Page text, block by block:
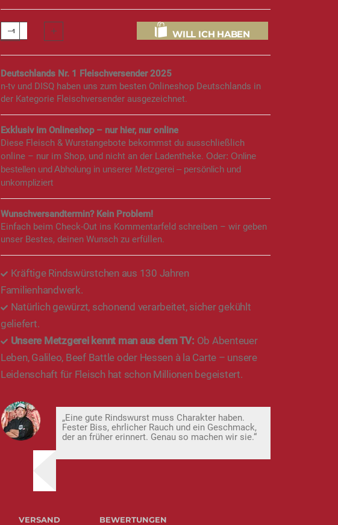
WILL ICH HABEN
Deutschlands Nr. 1 Fleischversender 2025
n-tv und DISQ haben uns zum besten Onlineshop Deutschlands in
der Kategorie Fleischversender ausgezeichnet.
Exklusiv im Onlineshop – nur hier, nur online
Diese Fleisch & Wurstangebote bekommst du ausschließlich
online – nur im Shop, und nicht an der Ladentheke. Oder: Online
bestellen und Abholung in unserer Metzgerei – persönlich und
unkompliziert
Wunschversandtermin? Kein Problem!
Einfach beim Check-Out ins Kommentarfeld schreiben – wir geben
unser Bestes, deinen Wunsch zu erfüllen.
Kräftige Rindswürstchen aus 130 Jahren
Familienhandwerk.
Natürlich gewürzt, schonend verarbeitet, sicher gekühlt
geliefert.
Unsere Metzgerei kennt man aus dem TV: Ob Abenteuer
Leben, Galileo, Beef Battle oder Hessen à la Carte – unsere
Leidenschaft für Fleisch hat schon Millionen begeistert.
„Eine gute Rindswurst muss Charakter haben.
Fester Biss, ehrlicher Rauch und ein Geschmack,
der an früher erinnert. Genau so machen wir sie.“
VERSAND BEWERTUNGEN